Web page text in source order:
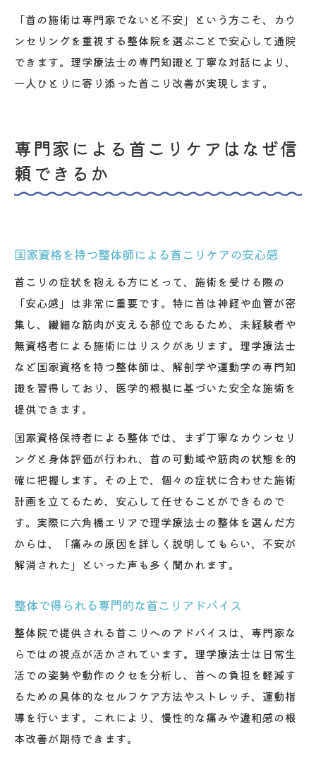
「首の施術は専門家でないと不安」という方こそ、カウ
ンセリングを重視する整体院を選ぶことで安心して通院
できます。理学療法士の専門知識と丁寧な対話により、
一人ひとりに寄り添った首こり改善が実現します。
専門家による首こりケアはなぜ信
頼できるか
国家資格を持つ整体師による首こりケアの安心感
首こりの症状を抱える方にとって、施術を受ける際の
「安心感」は非常に重要です。特に首は神経や血管が密
集し、繊細な筋肉が支える部位であるため、未経験者や
無資格者による施術にはリスクがあります。理学療法士
など国家資格を持つ整体師は、解剖学や運動学の専門知
識を習得しており、医学的根拠に基づいた安全な施術を
提供できます。
国家資格保持者による整体では、まず丁寧なカウンセリ
ングと身体評価が行われ、首の可動域や筋肉の状態を的
確に把握します。その上で、個々の症状に合わせた施術
計画を立てるため、安心して任せることができるので
す。実際に六角橋エリアで理学療法士の整体を選んだ方
からは、「痛みの原因を詳しく説明してもらい、不安が
解消された」といった声も多く聞かれます。
整体で得られる専門的な首こりアドバイス
整体院で提供される首こりへのアドバイスは、専門家な
らではの視点が活かされています。理学療法士は日常生
活での姿勢や動作のクセを分析し、首への負担を軽減す
るための具体的なセルフケア方法やストレッチ、運動指
導を行います。これにより、慢性的な痛みや違和感の根
本改善が期待できます。